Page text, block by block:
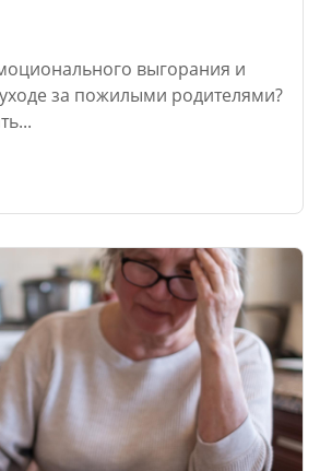
выгорания и
за пожилыми родителями?